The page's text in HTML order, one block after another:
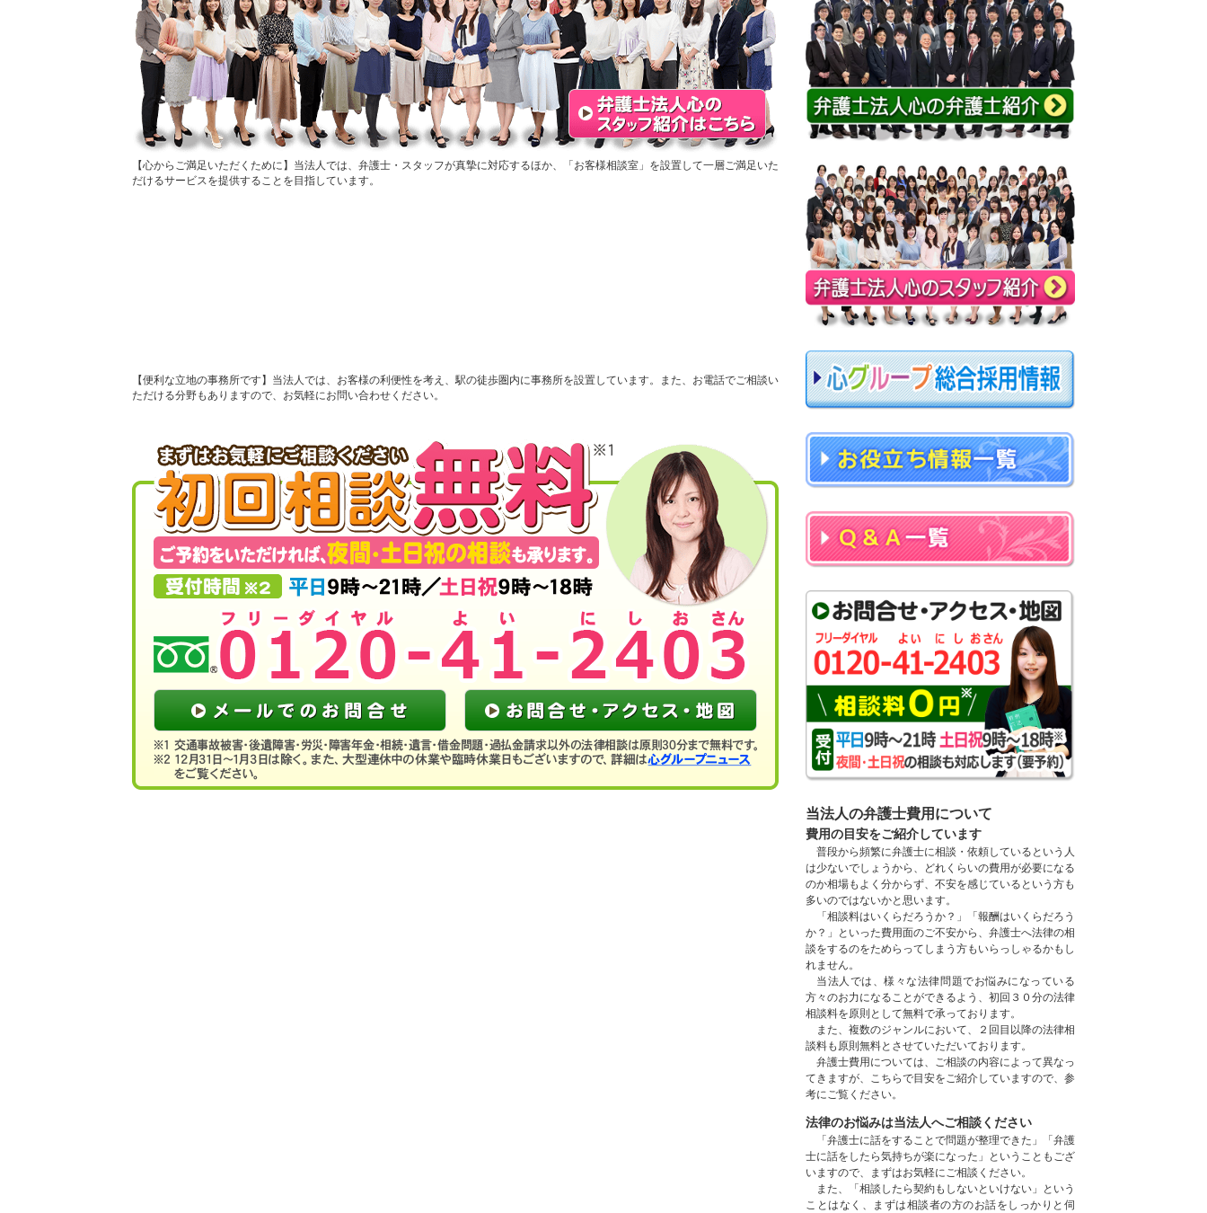
心からご満足いただくために
当法人では、弁護士・スタッフが真摯に対応するほか、「お客様相談室」を設置して一層ご満足いた
だけるサービスを提供することを目指しています。
便利な立地の事務所です
当法人では、お客様の利便性を考え、駅の徒歩圏内に事務所を設置しています。また、お電話でご相談い
ただける分野もありますので、お気軽にお問い合わせください。
当法人の弁護士費用について
費用の目安をご紹介しています
普段から頻繁に弁護士に相談・依頼しているという人
は少ないでしょうから、どれくらいの費用が必要になる
のか相場もよく分からず、不安を感じているという方も
多いのではないかと思います。
「相談料はいくらだろうか？」「報酬はいくらだろう
か？」といった費用面のご不安から、弁護士へ法律の相
談をするのをためらってしまう方もいらっしゃるかもし
れません。
当法人では、様々な法律問題でお悩みになっている
方々のお力になることができるよう、初回３０分の法律
相談料を原則として無料で承っております。
また、複数のジャンルにおいて、２回目以降の法律相
談料も原則無料とさせていただいております。
弁護士費用については、ご相談の内容によって異なっ
てきますが、こちらで目安をご紹介していますので、参
考にご覧ください。
法律のお悩みは当法人へご相談ください
「弁護士に話をすることで問題が整理できた」「弁護
士に話をしたら気持ちが楽になった」ということもござ
いますので、まずはお気軽にご相談ください。
また、「相談したら契約もしないといけない」という
ことはなく、まずは相談者の方のお話をしっかりと伺